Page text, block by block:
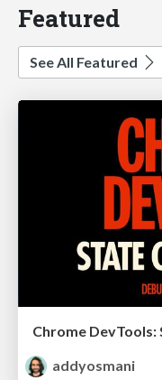
Featured
See All Featured
addyosmani